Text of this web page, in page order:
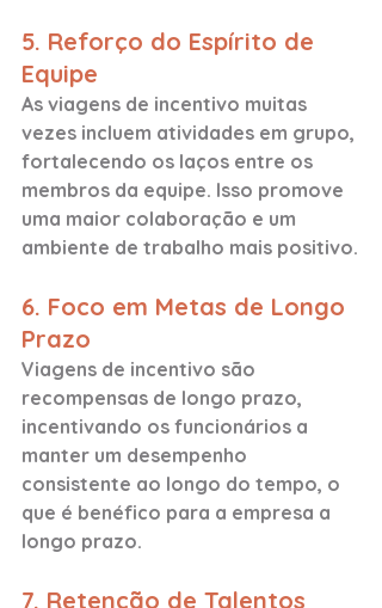
5. Reforço do Espírito de
Equipe
As viagens de incentivo muitas
vezes incluem atividades em grupo,
fortalecendo os laços entre os
membros da equipe. Isso promove
uma maior colaboração e um
ambiente de trabalho mais positivo.
6. Foco em Metas de Longo
Prazo
Viagens de incentivo são
recompensas de longo prazo,
incentivando os funcionários a
manter um desempenho
consistente ao longo do tempo, o
que é benéfico para a empresa a
longo prazo.
7. Retenção de Talentos